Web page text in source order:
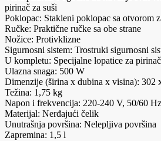
pirinač za suši
Poklopac: Stakleni poklopac sa otvorom
Ručke: Praktične ručke sa obe strane
Nožice: Protivklizne
Sigurnosni sistem: Trostruki sigurnosni
U kompletu: Specijalne lopatice za
Ulazna snaga: 500 W
Dimenzije (širina x dubina x visina): 302
Težina: 1,75 kg
Napon i frekvencija: 220-240 V, 50/60 Hz
Materijal: Nerđajući čelik
Unutrašnja površina: Nelepljiva površina
Zapremina: 1,5 l